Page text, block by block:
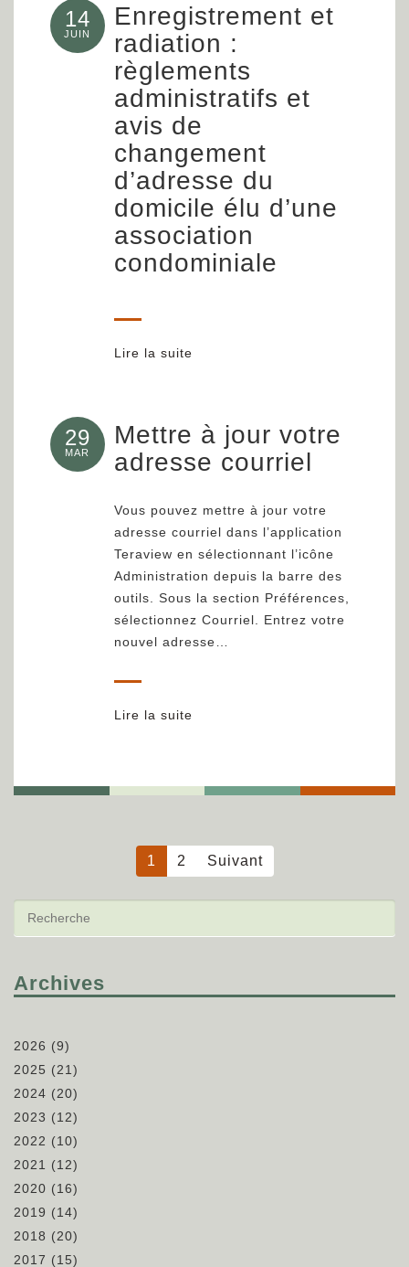
14
JUIN
Enregistrement et
radiation :
règlements
administratifs et
avis de
changement
d’adresse du
domicile élu d’une
association
condominiale
Lire la suite
29
MAR
Mettre à jour votre
adresse courriel
Vous pouvez mettre à jour votre
adresse courriel dans l’application
Teraview en sélectionnant l’icône
Administration depuis la barre des
outils. Sous la section Préférences,
sélectionnez Courriel. Entrez votre
nouvel adresse…
Lire la suite
1 2 Suivant
Archives
2026 (9)
2025 (21)
2024 (20)
2023 (12)
2022 (10)
2021
(12)
2020 (16)
2019 (14)
2018 (20)
2017 (15)